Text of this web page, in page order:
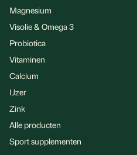
Magnesium
Visolie & Omega 3
Probiotica
Vitaminen
Calcium
IJzer
Zink
Alle producten
Sport supplementen